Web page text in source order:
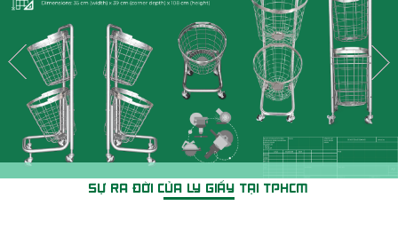
SỰ RA ĐỜI CỦA LY GIẤY TẠI TPHCM